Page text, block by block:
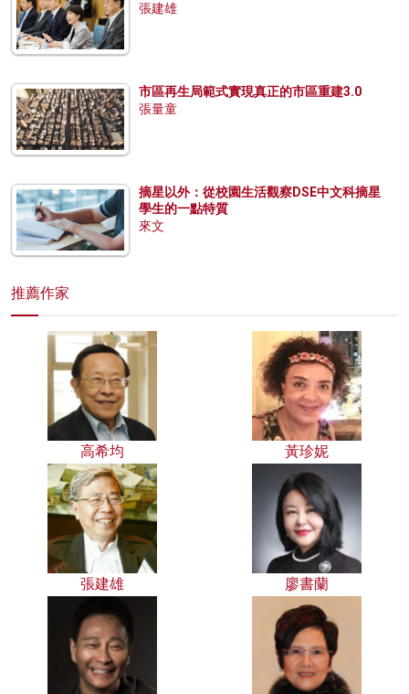
張建雄
市區再生局範式實現真正的市區重建3.0
張量童
摘星以外：從校園生活觀察DSE中文科摘星
學生的一點特質
來文
推薦作家
高希均 黃珍妮
張建雄 廖書蘭